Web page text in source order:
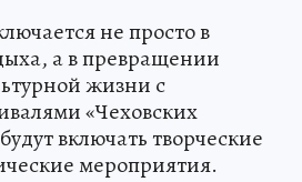
не просто в
а в превращении
жизни с
«Чеховских
включать творческие
мероприятия.